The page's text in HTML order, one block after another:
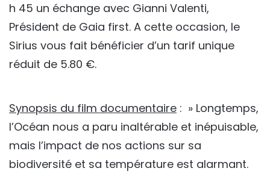
h 45 un échange avec Gianni Valenti,
Président de Gaia first. A cette occasion, le
Sirius vous fait bénéficier d’un tarif unique
réduit de 5.80 €.
Synopsis du film documentaire : » Longtemps,
l’Océan nous a paru inaltérable et inépuisable,
mais l’impact de nos actions sur sa
biodiversité et sa température est alarmant.